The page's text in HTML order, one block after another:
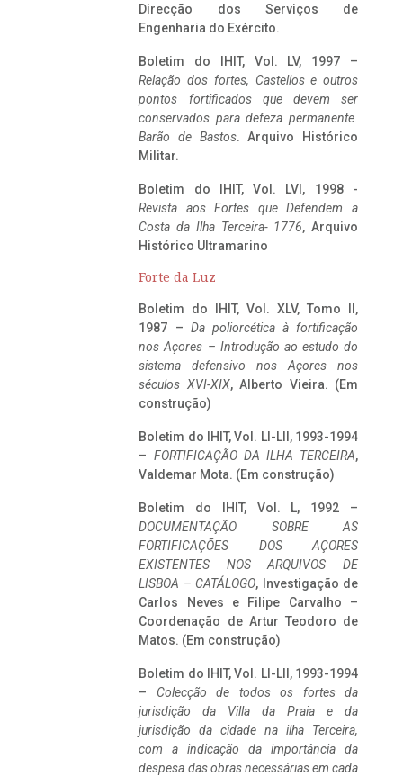
Direcção dos Serviços de
Engenharia do Exército.
Boletim do IHIT, Vol. LV, 1997 –
Relação dos fortes, Castellos e outros
pontos fortificados que devem ser
conservados para defeza permanente.
Barão de Bastos. Arquivo Histórico
Militar.
Boletim do IHIT, Vol. LVI, 1998 -
Revista aos Fortes que Defendem a
Costa da Ilha Terceira- 1776, Arquivo
Histórico Ultramarino
Forte da Luz
Boletim do IHIT, Vol. XLV, Tomo II,
1987 – Da poliorcética à fortificação
nos Açores – Introdução ao estudo do
sistema defensivo nos Açores nos
séculos XVI-XIX, Alberto Vieira. (Em
construção)
Boletim do IHIT, Vol. LI-LII, 1993-1994
– FORTIFICAÇÃO DA ILHA TERCEIRA,
Valdemar Mota. (Em construção)
Boletim do IHIT, Vol. L, 1992 –
DOCUMENTAÇÃO SOBRE AS
FORTIFICAÇÕES DOS AÇORES
EXISTENTES NOS ARQUIVOS DE
LISBOA – CATÁLOGO, Investigação de
Carlos Neves e Filipe Carvalho –
Coordenação de Artur Teodoro de
Matos. (Em construção)
Boletim do IHIT, Vol. LI-LII, 1993-1994
– Colecção de todos os fortes da
jurisdição da Villa da Praia e da
jurisdição da cidade na ilha Terceira,
com a indicação da importância da
despesa das obras necessárias em cada